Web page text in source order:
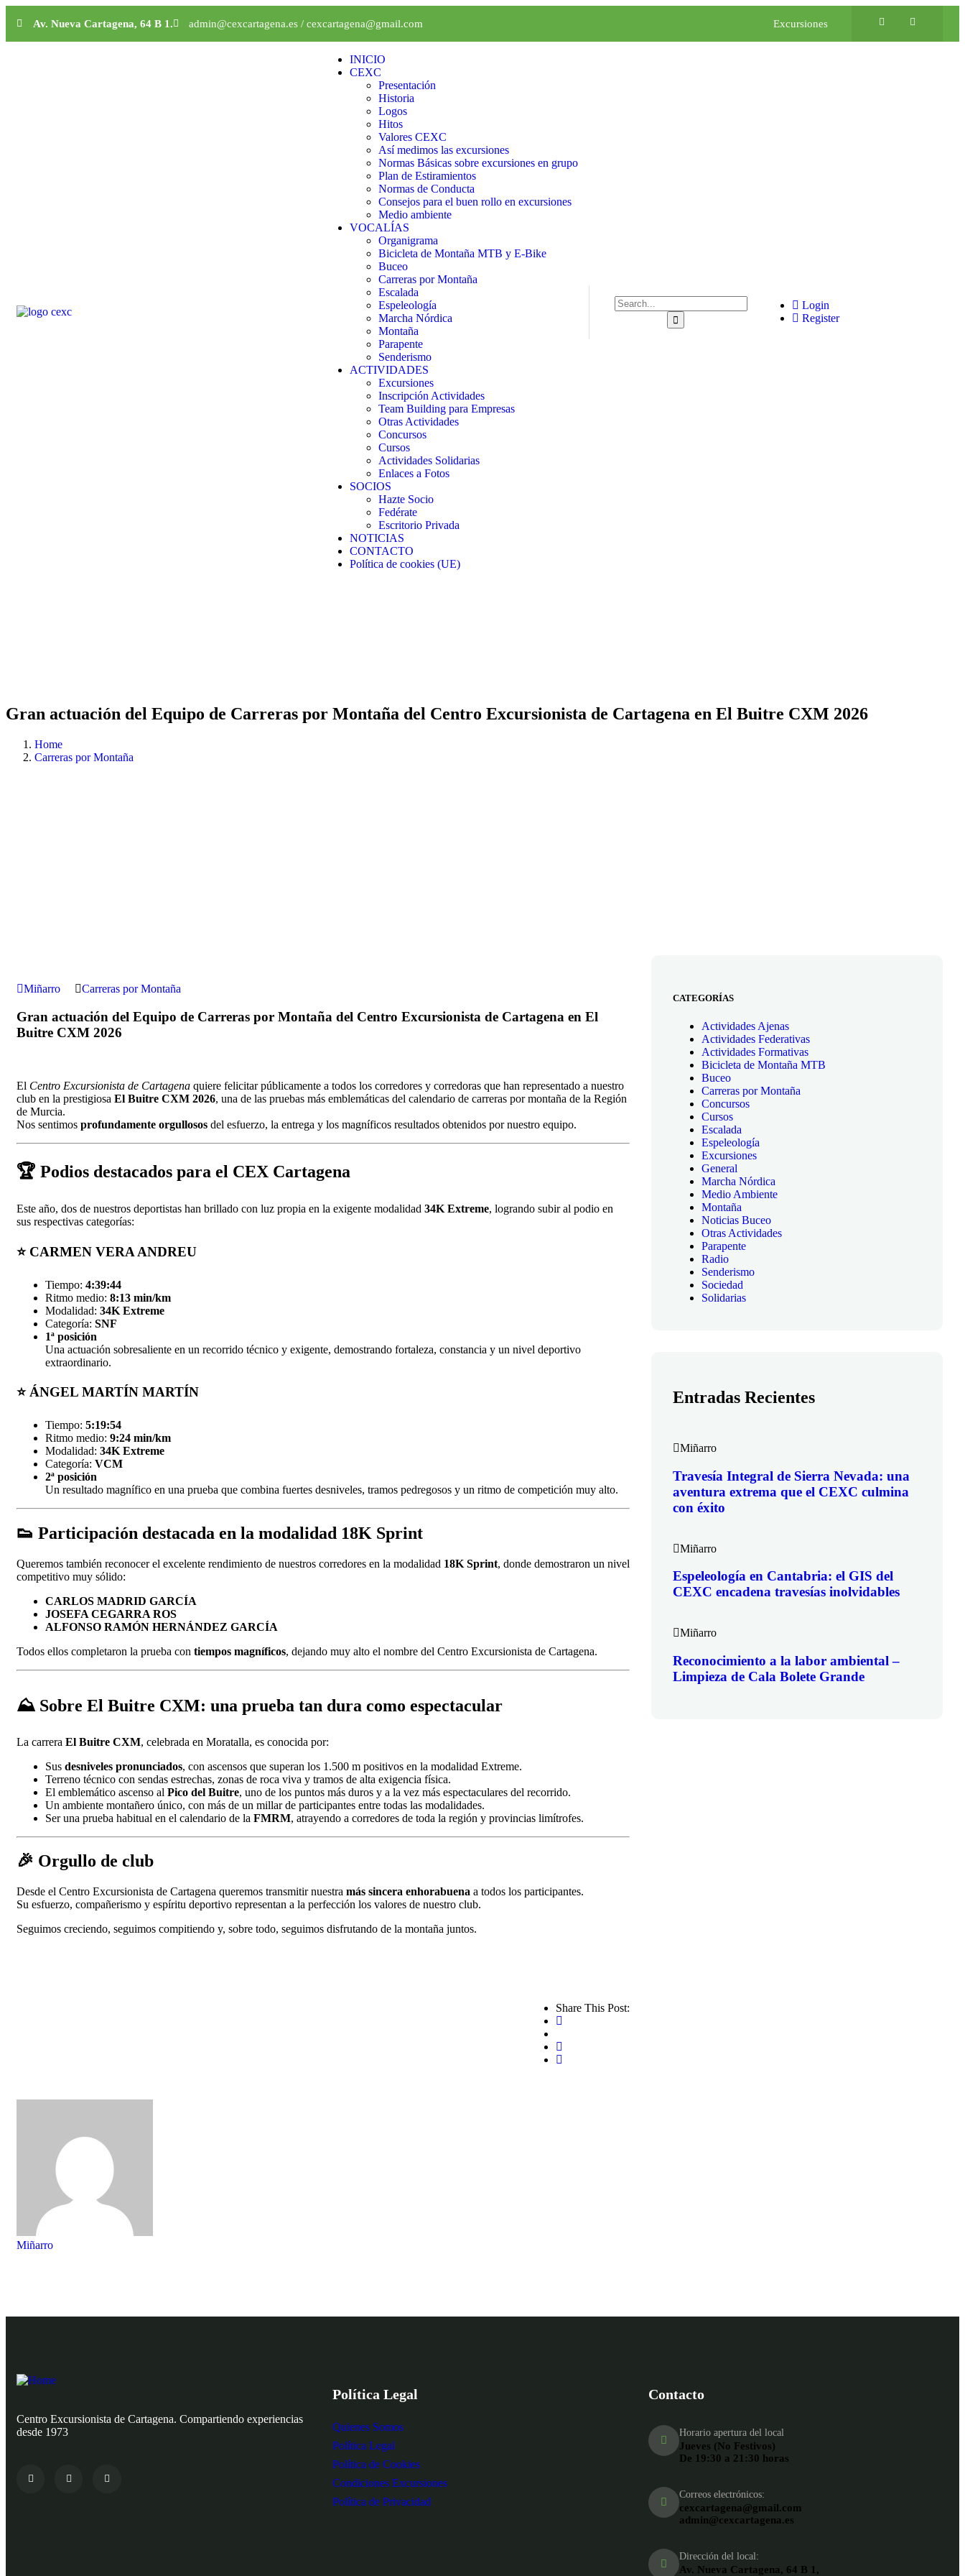
Av. Nueva Cartagena, 64 B 1. admin@cexcartagena.es / cexcartagena@gmail.com Excursiones
INICIO
CEXC
Presentación
Historia
Logos
Hitos
Valores CEXC
Así medimos las excursiones
Normas Básicas sobre excursiones en grupo
Plan de Estiramientos
Normas de Conducta
Consejos para el buen rollo en excursiones
Medio ambiente
VOCALÍAS
Organigrama
Bicicleta de Montaña MTB y E-Bike
Buceo
Carreras por Montaña
Escalada
Espeleología
Marcha Nórdica
Montaña
Parapente
Senderismo
ACTIVIDADES
Excursiones
Inscripción Actividades
Team Building para Empresas
Otras Actividades
Concursos
Cursos
Actividades Solidarias
Enlaces a Fotos
SOCIOS
Hazte Socio
Fedérate
Escritorio Privada
NOTICIAS
CONTACTO
Política de cookies (UE)
Login
Register
Gran actuación del Equipo de Carreras por Montaña del Centro Excursionista de Cartagena en El Buitre CXM 2026
Home
Carreras por Montaña
Miñarro Carreras por Montaña
Gran actuación del Equipo de Carreras por Montaña del Centro Excursionista de Cartagena en El
Buitre CXM 2026
El Centro Excursionista de Cartagena quiere felicitar públicamente a todos los corredores y corredoras que han representado a nuestro
club en la prestigiosa El Buitre CXM 2026, una de las pruebas más emblemáticas del calendario de carreras por montaña de la Región
de Murcia.
Nos sentimos profundamente orgullosos del esfuerzo, la entrega y los magníficos resultados obtenidos por nuestro equipo.
🏆 Podios destacados para el CEX Cartagena
Este año, dos de nuestros deportistas han brillado con luz propia en la exigente modalidad 34K Extreme, logrando subir al podio en
sus respectivas categorías:
⭐ CARMEN VERA ANDREU
Tiempo: 4:39:44
Ritmo medio: 8:13 min/km
Modalidad: 34K Extreme
Categoría: SNF
1ª posición
Una actuación sobresaliente en un recorrido técnico y exigente, demostrando fortaleza, constancia y un nivel deportivo
extraordinario.
⭐ÁNGEL MARTÍN MARTÍN
Tiempo: 5:19:54
Ritmo medio: 9:24 min/km
Modalidad: 34K Extreme
Categoría: VCM
2ª posición
Un resultado magnífico en una prueba que combina fuertes desniveles, tramos pedregosos y un ritmo de competición muy alto.
👟 Participación destacada en la modalidad 18K Sprint
Queremos también reconocer el excelente rendimiento de nuestros corredores en la modalidad 18K Sprint, donde demostraron un nivel
competitivo muy sólido:
CARLOS MADRID GARCÍA
JOSEFA CEGARRA ROS
ALFONSO RAMÓN HERNÁNDEZ GARCÍA
Todos ellos completaron la prueba con tiempos magníficos, dejando muy alto el nombre del Centro Excursionista de Cartagena.
⛰️ Sobre El Buitre CXM: una prueba tan dura como espectacular
La carrera El Buitre CXM, celebrada en Moratalla, es conocida por:
Sus desniveles pronunciados, con ascensos que superan los 1.500 m positivos en la modalidad Extreme.
Terreno técnico con sendas estrechas, zonas de roca viva y tramos de alta exigencia física.
El emblemático ascenso al Pico del Buitre, uno de los puntos más duros y a la vez más espectaculares del recorrido.
Un ambiente montañero único, con más de un millar de participantes entre todas las modalidades.
Ser una prueba habitual en el calendario de la FMRM, atrayendo a corredores de toda la región y provincias limítrofes.
🎉 Orgullo de club
Desde el Centro Excursionista de Cartagena queremos transmitir nuestra más sincera enhorabuena a todos los participantes.
Su esfuerzo, compañerismo y espíritu deportivo representan a la perfección los valores de nuestro club.
Seguimos creciendo, seguimos compitiendo y, sobre todo, seguimos disfrutando de la montaña juntos.
Share This Post:
Miñarro
CATEGORÍAS
Actividades Ajenas
Actividades Federativas
Actividades Formativas
Bicicleta de Montaña MTB
Buceo
Carreras por Montaña
Concursos
Cursos
Escalada
Espeleología
Excursiones
General
Marcha Nórdica
Medio Ambiente
Montaña
Noticias Buceo
Otras Actividades
Parapente
Radio
Senderismo
Sociedad
Solidarias
Entradas Recientes
Miñarro
Travesía Integral de Sierra Nevada: una
aventura extrema que el CEXC culmina
con éxito
Miñarro
Espeleología en Cantabria: el GIS del
CEXC encadena travesías inolvidables
Miñarro
Reconocimiento a la labor ambiental –
Limpieza de Cala Bolete Grande
Centro Excursionista de Cartagena. Compartiendo experiencias
desde 1973
Política Legal
Quienes Somos
Política Legal
Política de Cookies
Condiciones Excursiones
Política de Privacidad
Contacto
Horario apertura del local
Jueves (No Festivos)
De 19:30 a 21:30 horas
Correos electrónicos:
cexcartagena@gmail.com
admin@cexcartagena.es
Dirección del local:
Av. Nueva Cartagena, 64 B 1,